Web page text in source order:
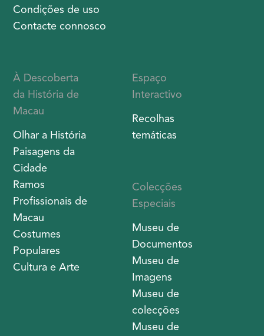
Condições de uso
Contacte connosco
À Descoberta
da História de
Macau
Olhar a História
Paisagens da
Cidade
Ramos
Profissionais de
Macau
Costumes
Populares
Cultura e Arte
Espaço
Interactivo
Recolhas
temáticas
Colecções
Especiais
Museu de
Documentos
Museu de
Imagens
Museu de
colecções
Museu de